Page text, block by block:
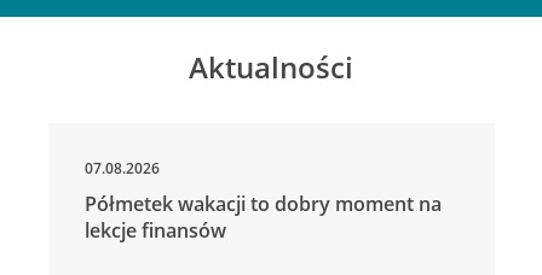
Aktualności
07.08.2026
Półmetek wakacji to dobry moment na
lekcje finansów